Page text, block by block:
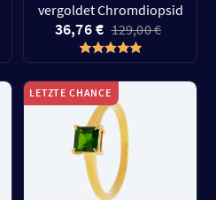
vergoldet Chromdiopsid
36,76 € 129,00 €
LETZTE CHANCE